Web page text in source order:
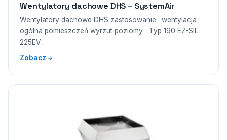
Wentylatory dachowe DHS – SystemAir
Wentylatory dachowe DHS zastosowanie : wentylacja
ogólna pomieszczeń wyrzut poziomy Typ 190 EZ-SIL
225EV…
Zobacz